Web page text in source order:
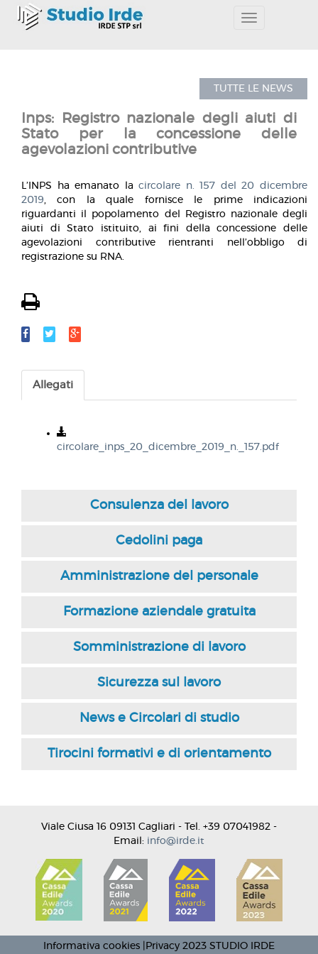
Toggle
TUTTE LE NEWS
Inps: Registro nazionale degli aiuti di
Stato per la concessione delle
agevolazioni contributive
L’INPS ha emanato lacircolare n. 157 del 20 dicembre
2019, con la quale fornisce le prime indicazioni
riguardanti il popolamento del Registro nazionale degli
aiuti di Stato istituito, ai fini della concessione delle
agevolazioni contributive rientranti nell’obbligo di
registrazione su RNA.
Allegati
circolare_inps_20_dicembre_2019_n._157.pdf
Consulenza del lavoro
Cedolini paga
Amministrazione del personale
Formazione aziendale gratuita
Somministrazione di lavoro
Sicurezza sul lavoro
News e Circolari di studio
Tirocini formativi e di orientamento
Viale Ciusa 16 09131 Cagliari - Tel. +39 07041982 -
Email: info@irde.it
Informativa cookies Privacy 2023 STUDIO IRDE